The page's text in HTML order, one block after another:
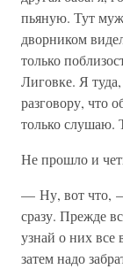
пьяную. Тут
дворником
только
Лиговке. Я
разговору, что
только слушаю.
Не прошло и
— Ну, вот что, —
сразу. Прежде
узнай о них
затем надо